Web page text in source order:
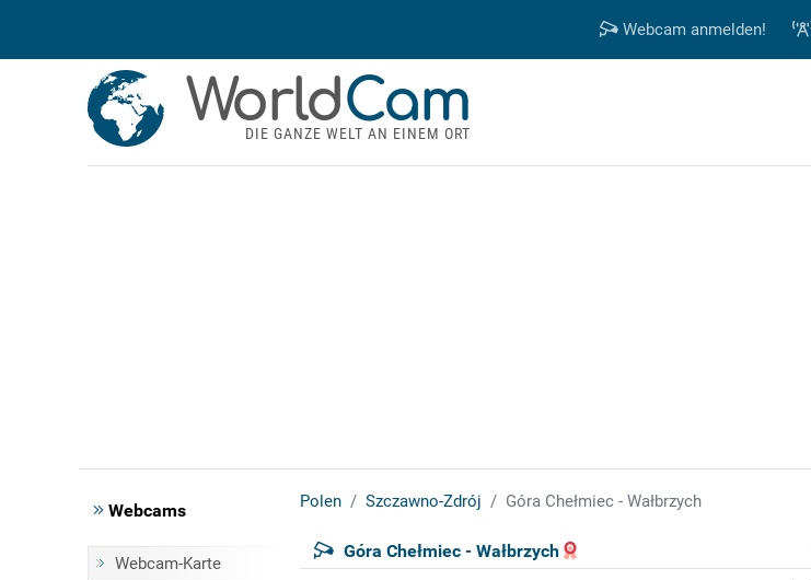
Webcam anmelden!
WorldCam
DIE GANZE WELT AN EINEM ORT
Webcams
Webcam-Karte
Polen Szczawno-Zdrój Góra Chełmiec - Wałbrzych
Góra Chełmiec - Wałbrzych